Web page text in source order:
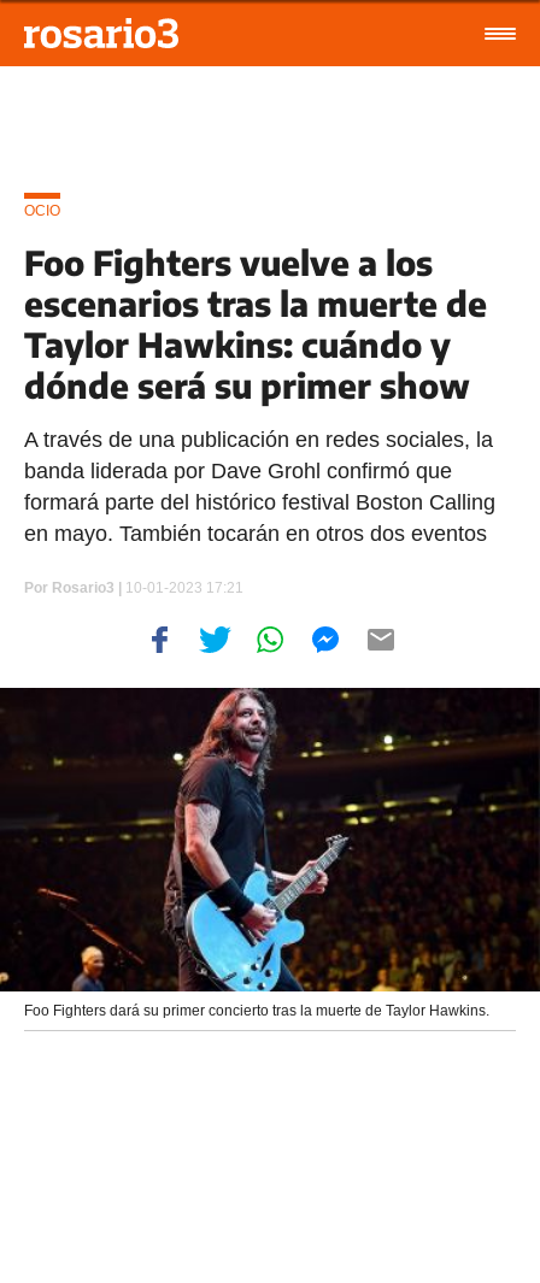
OCIO
Foo Fighters vuelve a los
escenarios tras la muerte de
Taylor Hawkins: cuándo y
dónde será su primer show
A través de una publicación en redes sociales, la
banda liderada por Dave Grohl confirmó que
formará parte del histórico festival Boston Calling
en mayo. También tocarán en otros dos eventos
Por Rosario3 | 10-01-2023 17:21
Foo Fighters dará su primer concierto tras la muerte de Taylor Hawkins.